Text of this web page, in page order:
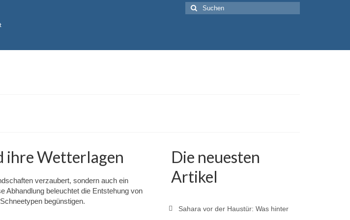
Suche
nach:
ihre Wetterlagen
verzaubert, sondern auch ein
Abhandlung beleuchtet die Entstehung von
begünstigen.
Die neuesten
Artikel
Sahara vor der Haustür: Was hinter